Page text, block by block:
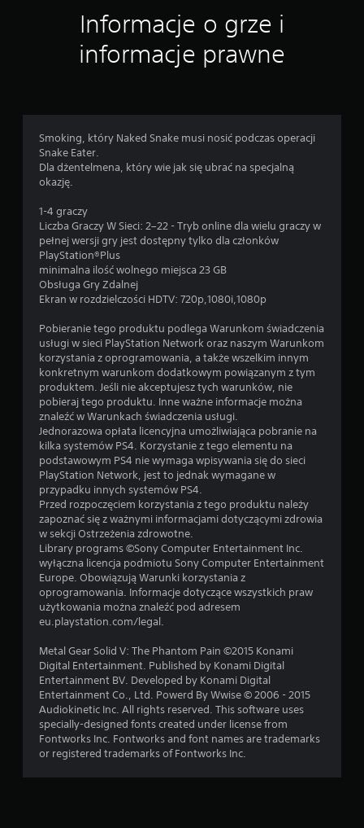
Informacje o grze i
informacje prawne
Smoking, który Naked Snake musi nosić podczas operacji
Snake Eater.
Dla dżentelmena, który wie jak się ubrać na specjalną
okazję.
1-4 graczy
Liczba Graczy W Sieci: 2–22 - Tryb online dla wielu graczy w
pełnej wersji gry jest dostępny tylko dla członków
PlayStation®Plus
minimalna ilość wolnego miejsca 23 GB
Obsługa Gry Zdalnej
Ekran w rozdzielczości HDTV: 720p,1080i,1080p
Pobieranie tego produktu podlega Warunkom świadczenia
usługi w sieci PlayStation Network oraz naszym Warunkom
korzystania z oprogramowania, a także wszelkim innym
konkretnym warunkom dodatkowym powiązanym z tym
produktem. Jeśli nie akceptujesz tych warunków, nie
pobieraj tego produktu. Inne ważne informacje można
znaleźć w Warunkach świadczenia usługi.
Jednorazowa opłata licencyjna umożliwiająca pobranie na
kilka systemów PS4. Korzystanie z tego elementu na
podstawowym PS4 nie wymaga wpisywania się do sieci
PlayStation Network, jest to jednak wymagane w
przypadku innych systemów PS4.
Przed rozpoczęciem korzystania z tego produktu należy
zapoznać się z ważnymi informacjami dotyczącymi zdrowia
w sekcji Ostrzeżenia zdrowotne.
Library programs ©Sony Computer Entertainment Inc.
wyłączna licencja podmiotu Sony Computer Entertainment
Europe. Obowiązują Warunki korzystania z
oprogramowania. Informacje dotyczące wszystkich praw
użytkowania można znaleźć pod adresem
eu.playstation.com/legal.
Metal Gear Solid V: The Phantom Pain ©2015 Konami
Digital Entertainment. Published by Konami Digital
Entertainment BV. Developed by Konami Digital
Entertainment Co., Ltd. Powerd By Wwise © 2006 - 2015
Audiokinetic Inc. All rights reserved. This software uses
specially-designed fonts created under license from
Fontworks Inc. Fontworks and font names are trademarks
or registered trademarks of Fontworks Inc.